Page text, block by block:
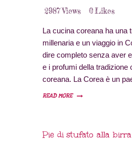
2987Views 0Likes
La cucina coreana ha una
millenaria e un viaggio in
dire completo senza aver
e i profumi della tradizione
coreana. La Corea è un
sorprendente e molto
READ MORE
Pie di stufato alla